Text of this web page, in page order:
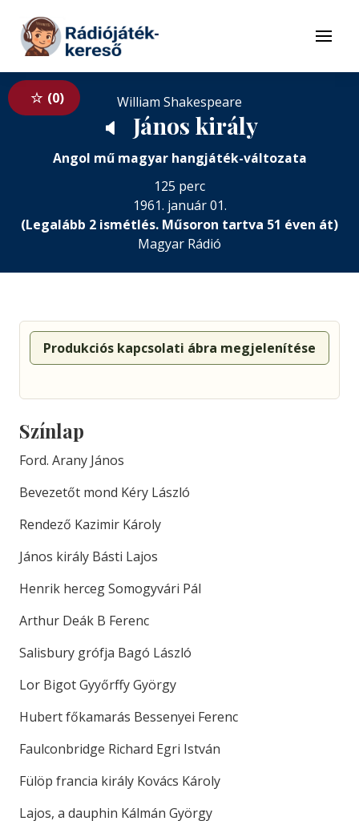
Tovább a tartalomhoz
Menü
0 William Shakespeare
🔈 János király
Angol mű magyar hangjáték-változata
125 perc
1961. január 01.
(Legalább 2 ismétlés. Műsoron tartva 51 éven át)
Magyar Rádió
Produkciós kapcsolati ábra megjelenítése
Színlap
Ford. Arany János
Bevezetőt mond Kéry László
Rendező Kazimir Károly
János király Básti Lajos
Henrik herceg Somogyvári Pál
Arthur Deák B Ferenc
Salisbury grófja Bagó László
Lor Bigot Gyyőrffy György
Hubert főkamarás Bessenyei Ferenc
Faulconbridge Richard Egri István
Fülöp francia király Kovács Károly
Lajos, a dauphin Kálmán György